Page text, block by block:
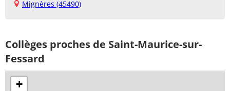
Mignères (45490)
Collèges proches de Saint-Maurice-sur-
Fessard
+